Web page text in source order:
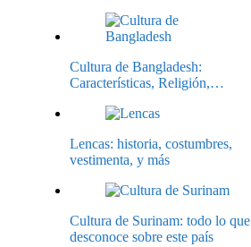
Cultura de Bangladesh:
Características, Religión,…
Lencas: historia, costumbres,
vestimenta, y más
Cultura de Surinam: todo lo que
desconoce sobre este país